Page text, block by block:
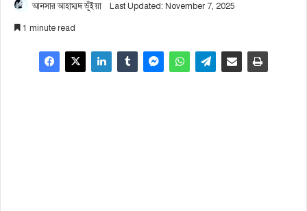
আনসার আহাম্মদ ভূঁইয়া Last Updated: November 7, 2025
1 minute read